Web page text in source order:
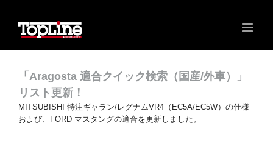
「Aragosta 適合クイック検索（国産/外車）」
リスト更新！
MITSUBISHI 特注ギャラン/レグナムVR4（EC5A/EC5W）の仕様
および、FORD マスタングの適合を更新しました。